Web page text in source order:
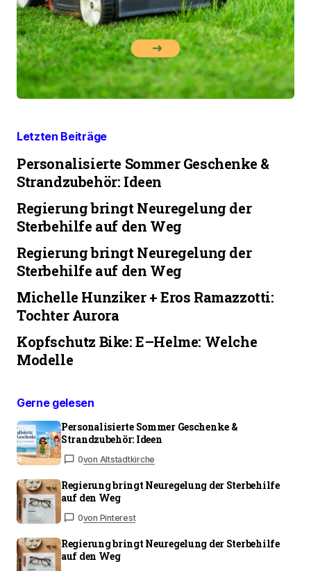
Letzten Beiträge
Personalisierte Sommer Geschenke &
Strandzubehör: Ideen
Regierung bringt Neuregelung der
Sterbehilfe auf den Weg
Regierung bringt Neuregelung der
Sterbehilfe auf den Weg
Michelle Hunziker + Eros Ramazzotti:
Tochter Aurora
Kopfschutz Bike: E–Helme: Welche
Modelle
Gerne gelesen
Personalisierte Sommer Geschenke &
Strandzubehör: Ideen
0von Altstadtkirche
Regierung bringt Neuregelung der Sterbehilfe
auf den Weg
0von Pinterest
Regierung bringt Neuregelung der Sterbehilfe
auf den Weg